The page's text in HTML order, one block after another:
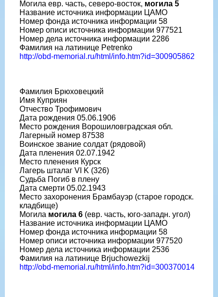
Могила евр. часть, северо-восток, могила 5
Название источника информации ЦАМО
Номер фонда источника информации 58
Номер описи источника информации 977521
Номер дела источника информации 2286
Фамилия на латинице Petrenko
http://obd-memorial.ru/html/info.htm?id=300905862
Фамилия Брюховецкий
Имя Куприян
Отчество Трофимович
Дата рождения 05.06.1906
Место рождения Ворошиловградская обл.
Лагерный номер 87538
Воинское звание солдат (рядовой)
Дата пленения 02.07.1942
Место пленения Курск
Лагерь шталаг VI K (326)
Судьба Погиб в плену
Дата смерти 05.02.1943
Место захоронения Брамбауэр (старое городск.
кладбище)
Могила могила 6 (евр. часть, юго-западн. угол)
Название источника информации ЦАМО
Номер фонда источника информации 58
Номер описи источника информации 977520
Номер дела источника информации 2536
Фамилия на латинице Brjuchowezkij
http://obd-memorial.ru/html/info.htm?id=300370014